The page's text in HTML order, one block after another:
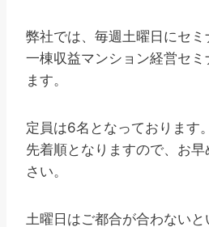
弊社では、毎週土曜日にセ
一棟収益マンション経営セミ
ます。
定員は6名となっております。
先着順となりますので、お
さい。
土曜日はご都合が合わないと